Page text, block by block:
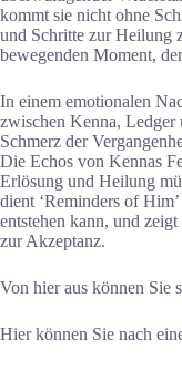
kommt sie nicht ohne
und Schritte zur Heilung
bewegenden Moment,
In einem emotionalen
zwischen Kenna, Ledger
Schmerz der
Die Echos von Kennas
Erlösung und Heilung
dient ‘Reminders of
entstehen kann, und
zur Akzeptanz.
Von hier aus können Sie
Hier können Sie nach